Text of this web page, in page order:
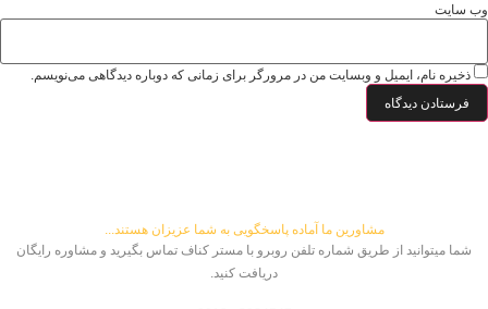
وب‌ سایت
ذخیره نام، ایمیل و وبسایت من در مرورگر برای زمانی که دوباره دیدگاهی می‌نویسم.
مشاورین ما آماده پاسخگویی به شما عزیزان هستند...
شما میتوانید از طریق شماره تلفن روبرو با مستر کناف تماس بگیرید و مشاوره رایگان
دریافت کنید.